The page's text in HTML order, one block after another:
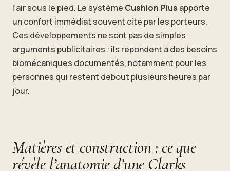
l’air sous le pied. Le système Cushion Plus apporte
un confort immédiat souvent cité par les porteurs.
Ces développements ne sont pas de simples
arguments publicitaires : ils répondent à des besoins
biomécaniques documentés, notamment pour les
personnes qui restent debout plusieurs heures par
jour.
Matières et construction : ce que
révèle l’anatomie d’une Clarks